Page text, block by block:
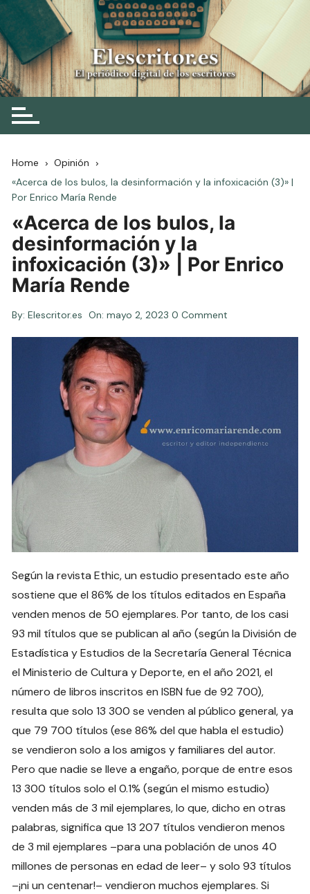
Skip
to
content
Elescritor.es
El periódico digital de los escritores
Home
Opinión
«Acerca de los bulos, la desinformación y la infoxicación (3)» |
Por Enrico María Rende
«Acerca de los bulos, la
desinformación y la
infoxicación (3)» | Por Enrico
María Rende
By: Elescritor.es On:mayo 2, 2023 0 Comment
Según la revista Ethic, un estudio presentado este año
sostiene que el 86% de los títulos editados en España
venden menos de 50 ejemplares. Por tanto, de los casi
93 mil títulos que se publican al año (según la División de
Estadística y Estudios de la Secretaría General Técnica
el Ministerio de Cultura y Deporte, en el año 2021, el
número de libros inscritos en ISBN fue de 92 700),
resulta que solo 13 300 se venden al público general, ya
que 79 700 títulos (ese 86% del que habla el estudio)
se vendieron solo a los amigos y familiares del autor.
Pero que nadie se lleve a engaño, porque de entre esos
13 300 títulos solo el 0.1% (según el mismo estudio)
venden más de 3 mil ejemplares, lo que, dicho en otras
palabras, significa que 13 207 títulos vendieron menos
de 3 mil ejemplares –para una población de unos 40
millones de personas en edad de leer– y solo 93 títulos
–¡ni un centenar!– vendieron muchos ejemplares. Si